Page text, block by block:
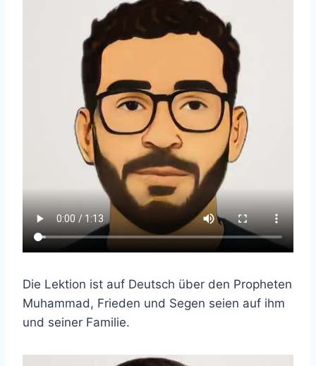
Die Lektion ist auf Deutsch über den Propheten
Muhammad, Frieden und Segen seien auf ihm
und seiner Familie.